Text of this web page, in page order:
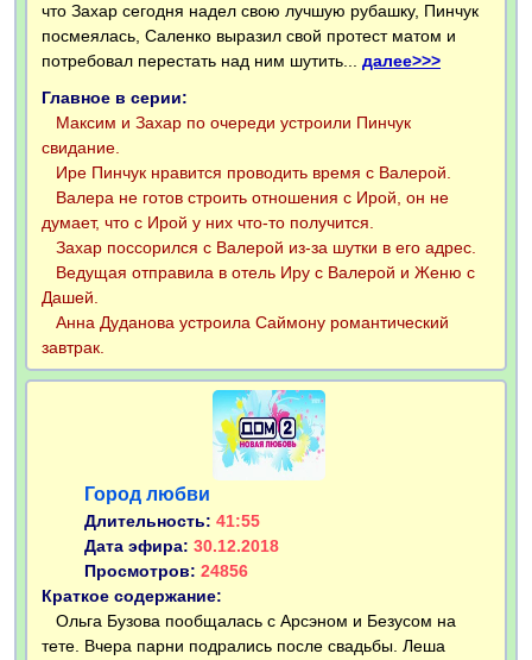
что Захар сегодня надел свою лучшую рубашку, Пинчук
посмеялась, Саленко выразил свой протест матом и
потребовал перестать над ним шутить... далее>>>
Главное в серии:
Максим и Захар по очереди устроили Пинчук
свидание.
Ире Пинчук нравится проводить время с Валерой.
Валера не готов строить отношения с Ирой, он не
думает, что с Ирой у них что-то получится.
Захар поссорился с Валерой из-за шутки в его адрес.
Ведущая отправила в отель Иру с Валерой и Женю с
Дашей.
Анна Дуданова устроила Саймону романтический
завтрак.
Город любви
Длительность: 41:55
Дата эфира: 30.12.2018
Просмотров: 24856
Краткое содержание:
Ольга Бузова пообщалась с Арсэном и Безусом на
тете. Вчера парни подрались после свадьбы. Леша